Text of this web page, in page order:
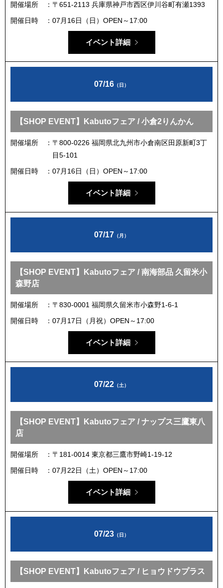
開催場所
〒651-2113 兵庫県神戸市西区伊川谷町有瀬1393
開催日時
07月16日（日）OPEN～17:00
イベント詳細
07/16 （日）
【SHOP EVENT】Kabutoフェア / 小倉2りんかん
開催場所
〒800-0226 福岡県北九州市小倉南区田原新町3丁
目5-101
開催日時
07月16日（日）OPEN～17:00
イベント詳細
07/17 （月）
【SHOP EVENT】Kabutoフェア / 南海部品 久留米小
森野店
開催場所
〒830-0001 福岡県久留米市小森野1-6-1
開催日時
07月17日（月祝）OPEN～17:00
イベント詳細
07/22 （土）
【SHOP EVENT】Kabutoフェア / ナップス三鷹東八
店
開催場所
〒181-0014 東京都三鷹市野崎1-19-12
開催日時
07月22日（土）OPEN～17:00
イベント詳細
07/23 （日）
【SHOP EVENT】Kabutoフェア / ヒョウドウプラス